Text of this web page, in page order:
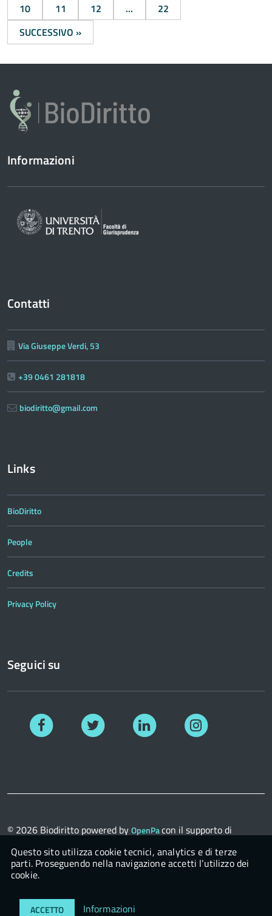
10
11 12 ...
22
SUCCESSIVO »
Informazioni
Contatti
Via Giuseppe Verdi, 53
+39 0461 281818
biodiritto@gmail.com
Links
BioDiritto
People
Credits
Privacy Policy
Seguici su
Facebook Linkedin
© 2026 Biodiritto powered byOpenPacon il supporto di
Questo sito utilizza cookie tecnici, analytics e di terze
parti. Proseguendo nella navigazione accetti l’utilizzo dei
cookie.
ACCETTO Informazioni